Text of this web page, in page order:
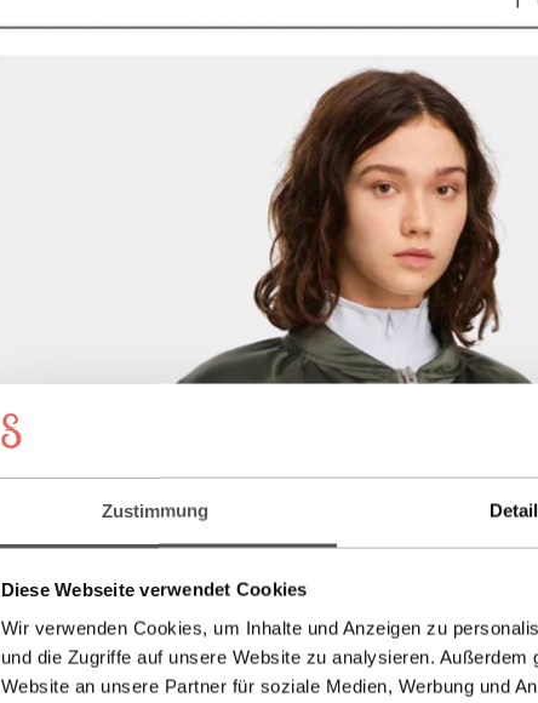
Zustimmung
Diese Webseite verwendet Cookies
Wir verwenden Cookies, um Inhalte und Anzeigen zu
und die Zugriffe auf unsere Website zu analysieren.
Website an unsere Partner für soziale Medien, Werbung und